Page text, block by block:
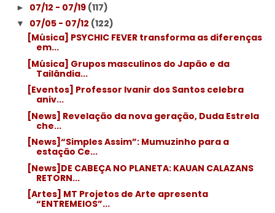
► 07/12 - 07/19 (117)
▼ 07/05 - 07/12 (122)
[Música] PSYCHIC FEVER transforma as diferenças
em...
[Música] Grupos masculinos do Japão e da
Tailândia...
[Eventos] Professor Ivanir dos Santos celebra
aniv...
[News] Revelação da nova geração, Duda Estrela
che...
[News]“Simples Assim”: Mumuzinho para a
estação Ce...
[News]DE CABEÇA NO PLANETA: KAUAN CALAZANS
RETORN...
[Artes] MT Projetos de Arte apresenta
“ENTREMEIOS”...